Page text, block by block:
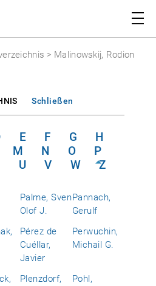
> Malinowskij, Rodion
Schließen
E F G
H
M N O
P
U V W Z
Palme, Sven
Olof J.
Pannach,
Gerulf
Pérez de
Cuéllar,
Javier
Perwuchin,
Michail G.
Plenzdorf,
Pohl,